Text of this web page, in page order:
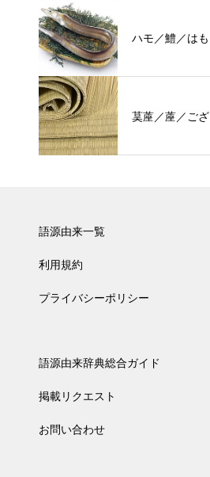
ハモ／鱧／はも
茣蓙／蓙／ござ
語源由来一覧
利用規約
プライバシーポリシー
語源由来辞典総合ガイド
掲載リクエスト
お問い合わせ